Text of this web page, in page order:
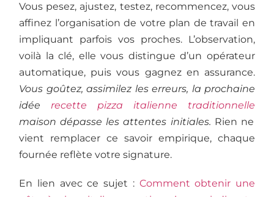
Vous pesez, ajustez, testez, recommencez, vous
affinez l’organisation de votre plan de travail en
impliquant parfois vos proches. L’observation,
voilà la clé, elle vous distingue d’un opérateur
automatique, puis vous gagnez en assurance.
Vous goûtez, assimilez les erreurs, la prochaine
idée recette pizza italienne traditionnelle
maison dépasse les attentes initiales. Rien ne
vient remplacer ce savoir empirique, chaque
fournée reflète votre signature.
En lien avec ce sujet : Comment obtenir une